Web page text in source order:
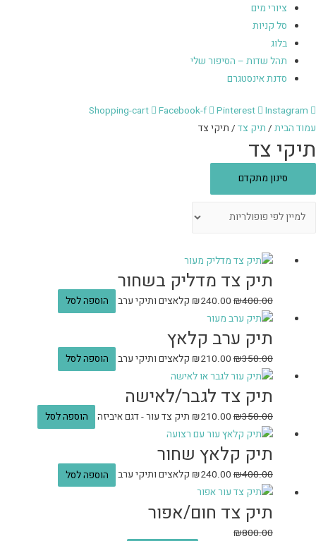
ציורי מים
סל קניות
בלוג
תהל שדות – הסיפור שלי
סדנת אינסטגרם
Shopping-cart Facebook-f Pinterest
Instagram
עמוד הבית / תיק צד / תיקי צד
תיקי צד
סינון מתקדם
תיק צד מדליק בשחור
₪400.00
₪240.00 קלאצים ותיקי ערב הוספה לסל
תיק ערב קלאץ
₪350.00
₪210.00 קלאצים ותיקי ערב הוספה לסל
תיק צד לגבר/לאישה
₪350.00
₪210.00 תיק צד עור - דגם איביזה הוספה לסל
תיק קלאץ שחור
₪400.00
₪240.00 קלאצים ותיקי ערב הוספה לסל
תיק צד חום/אפור
₪800.00